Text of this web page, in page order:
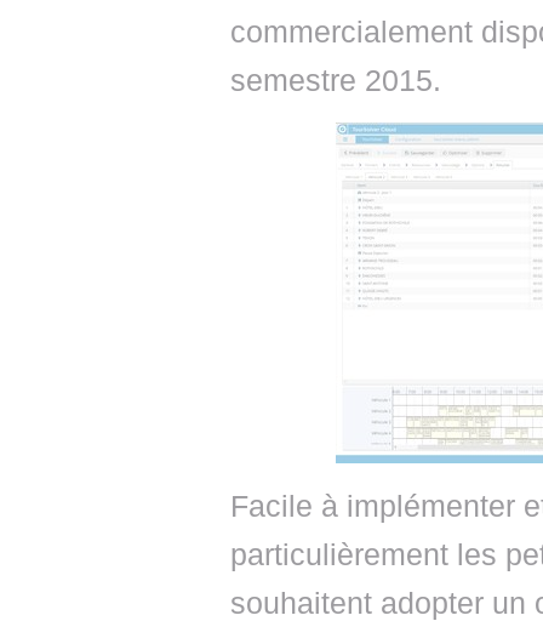
commercialement
semestre 2015.
Facile à implémenter
particulièrement les
souhaitent adopter un